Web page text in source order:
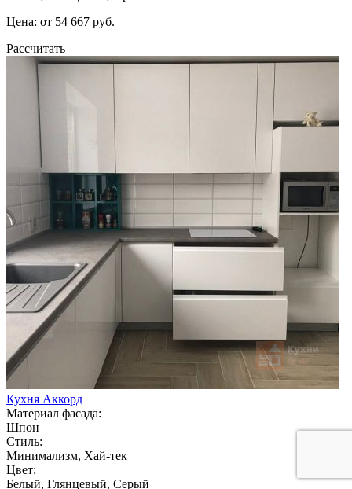
Цена: от 54 667 руб.
Рассчитать
Кухня Аккорд
Материал фасада:
Шпон
Стиль:
Минимализм, Хай-тек
Цвет:
Белый, Глянцевый, Серый